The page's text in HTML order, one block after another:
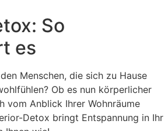
So
es
Menschen, die sich zu Hause
Ob es nun körperlicher
vom Anblick Ihrer Wohnräume
Detox bringt Entspannung in Ihr